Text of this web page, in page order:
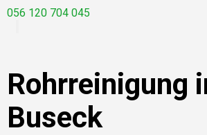
056 120 704 045
Rohrreinigung
Buseck